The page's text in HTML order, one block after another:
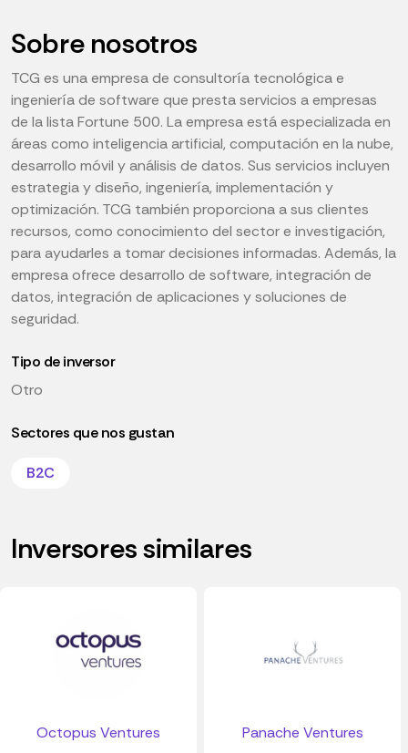
Sobre nosotros
TCG es una empresa de consultoría tecnológica e
ingeniería de software que presta servicios a empresas
de la lista Fortune 500. La empresa está especializada en
áreas como inteligencia artificial, computación en la nube,
desarrollo móvil y análisis de datos. Sus servicios incluyen
estrategia y diseño, ingeniería, implementación y
optimización. TCG también proporciona a sus clientes
recursos, como conocimiento del sector e investigación,
para ayudarles a tomar decisiones informadas. Además, la
empresa ofrece desarrollo de software, integración de
datos, integración de aplicaciones y soluciones de
seguridad.
Tipo de inversor
Otro
Sectores que nos gustan
B2C
Inversores similares
Octopus Ventures Panache Ventures